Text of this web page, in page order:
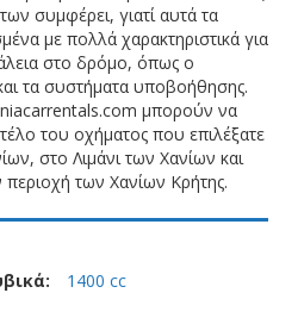
συμφέρει, γιατί αυτά τα
με πολλά χαρακτηριστικά για
στο δρόμο, όπως ο
τα συστήματα υποβοήθησης.
μπορούν να
του οχήματος που επιλέξατε
στο Λιμάνι των Χανίων και
των Χανίων Κρήτης.
1400 cc